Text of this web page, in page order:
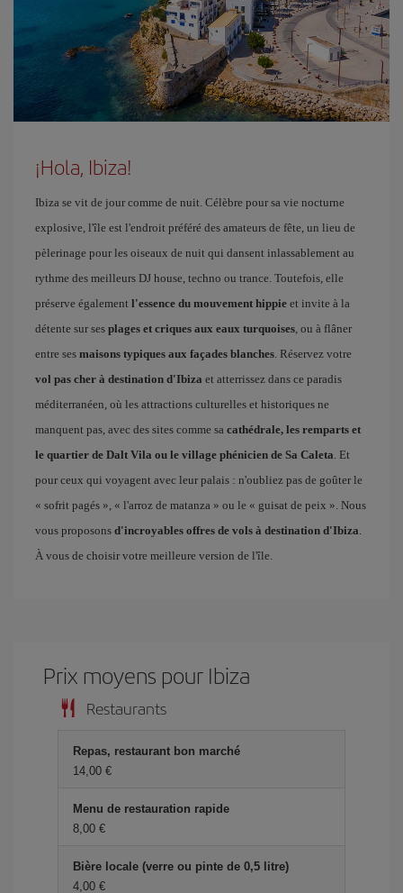
¡Hola, Ibiza!
Ibiza se vit de jour comme de nuit. Célèbre pour sa vie nocturne
explosive, l'île est l'endroit préféré des amateurs de fête, un lieu de
pèlerinage pour les oiseaux de nuit qui dansent inlassablement au
rythme des meilleurs DJ house, techno ou trance. Toutefois, elle
préserve également l'essence du mouvement hippie et invite à la
détente sur ses plages et criques aux eaux turquoises, ou à flâner
entre ses maisons typiques aux façades blanches. Réservez votre
vol pas cher à destination d'Ibiza et atterrissez dans ce paradis
méditerranéen, où les attractions culturelles et historiques ne
manquent pas, avec des sites comme sa cathédrale, les remparts et
le quartier de Dalt Vila ou le village phénicien de Sa Caleta. Et
pour ceux qui voyagent avec leur palais : n'oubliez pas de goûter le
« sofrit pagés », « l'arroz de matanza » ou le « guisat de peix ». Nous
vous proposons d'incroyables offres de vols à destination d'Ibiza.
À vous de choisir votre meilleure version de l'île.
Prix ​​moyens pour Ibiza
Restaurants
Repas, restaurant bon marché
14,00 €
Menu de restauration rapide
8,00 €
Bière locale (verre ou pinte de 0,5 litre)
4,00 €